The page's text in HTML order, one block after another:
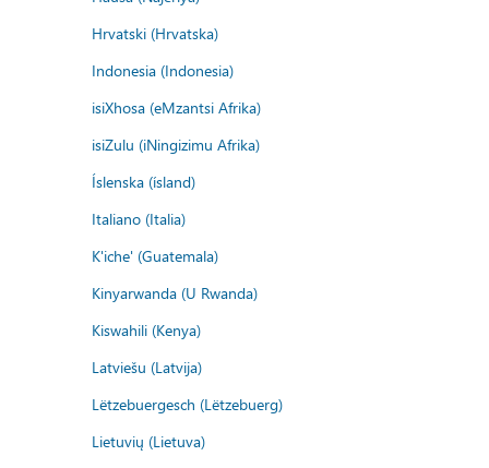
Hrvatski (Hrvatska)
Indonesia (Indonesia)
isiXhosa (eMzantsi Afrika)
isiZulu (iNingizimu Afrika)
Íslenska (ísland)
Italiano (Italia)
K'iche' (Guatemala)
Kinyarwanda (U Rwanda)
Kiswahili (Kenya)
Latviešu (Latvija)
Lëtzebuergesch (Lëtzebuerg)
Lietuvių (Lietuva)